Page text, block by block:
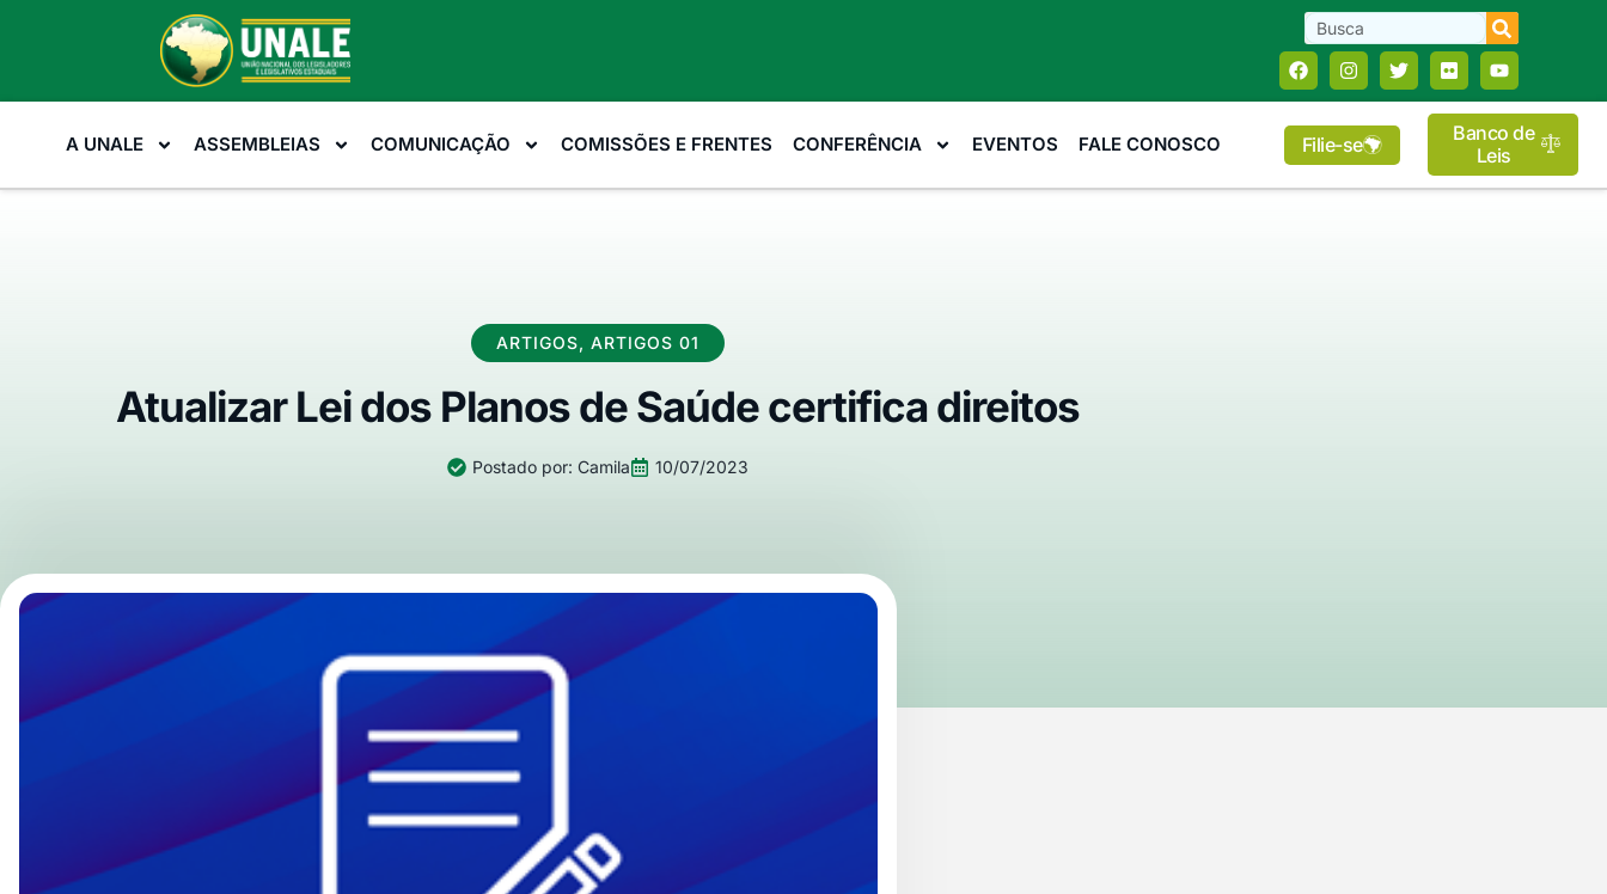
A UNALE ASSEMBLEIAS COMUNICAÇÃO COMISSÕES E FRENTES CONFERÊNCIA EVENTOS FALE CONOSCO Filie-se
Banco de
Leis
ARTIGOS, ARTIGOS 01
Atualizar Lei dos Planos de Saúde certifica direitos
Postado por: Camila 10/07/2023